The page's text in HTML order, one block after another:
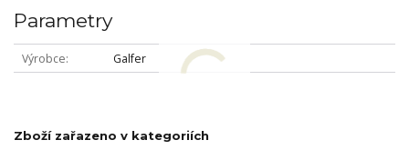
Parametry
Výrobce Galfer
Zboží zařazeno v kategoriích